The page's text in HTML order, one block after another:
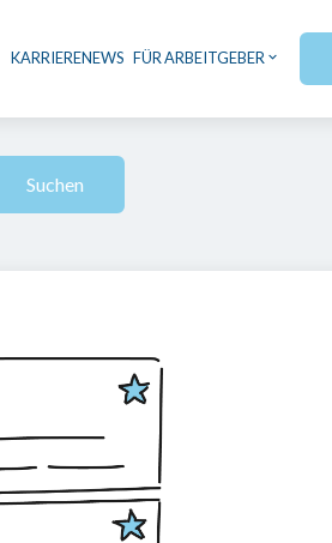
KARRIERENEWS FÜR ARBEITGEBER
Suchen